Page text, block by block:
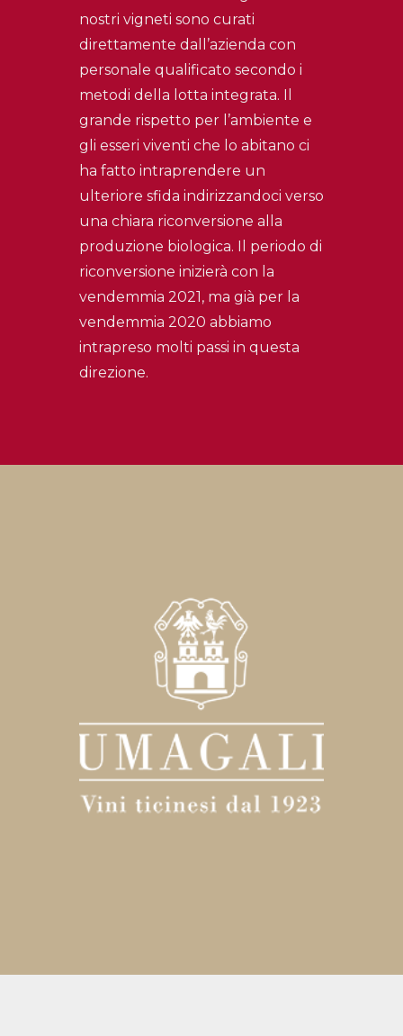
nostri vigneti sono curati
direttamente dall’azienda con
personale qualificato secondo i
metodi della lotta integrata. Il
grande rispetto per l’ambiente e
gli esseri viventi che lo abitano ci
ha fatto intraprendere un
ulteriore sfida indirizzandoci verso
una chiara riconversione alla
produzione biologica. Il periodo di
riconversione inizierà con la
vendemmia 2021, ma già per la
vendemmia 2020 abbiamo
intrapreso molti passi in questa
direzione.